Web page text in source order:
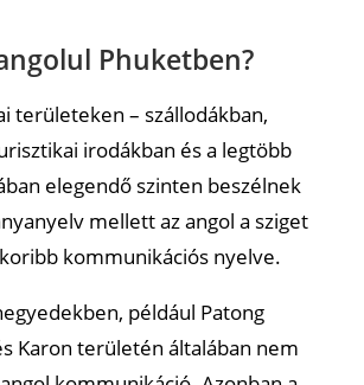
Phuketben?
területeken – szállodákban,
irodákban és a legtöbb
elegendő szinten beszélnek
mellett az angol a sziget
kommunikációs nyelve.
például Patong
Karon területén általában nem